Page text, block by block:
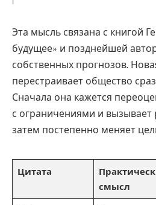
Эта мысль связана с книгой
будущее» и позднейшей
собственных прогнозов.
перестраивает общество
Сначала она кажется
с ограничениями и вызывает
затем постепенно меняет
Цитата
смысл